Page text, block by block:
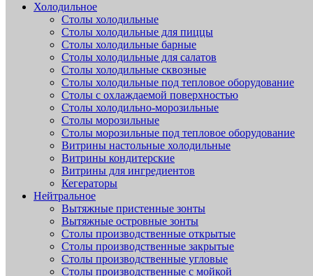
Холодильное
Столы холодильные
Столы холодильные для пиццы
Столы холодильные барные
Столы холодильные для салатов
Столы холодильные сквозные
Столы холодильные под тепловое оборудование
Столы с охлаждаемой поверхностью
Столы холодильно-морозильные
Столы морозильные
Столы морозильные под тепловое оборудование
Витрины настольные холодильные
Витрины кондитерские
Витрины для ингредиентов
Кегераторы
Нейтральное
Вытяжные пристенные зонты
Вытяжные островные зонты
Столы производственные открытые
Столы производственные закрытые
Столы производственные угловые
Столы производственные с мойкой